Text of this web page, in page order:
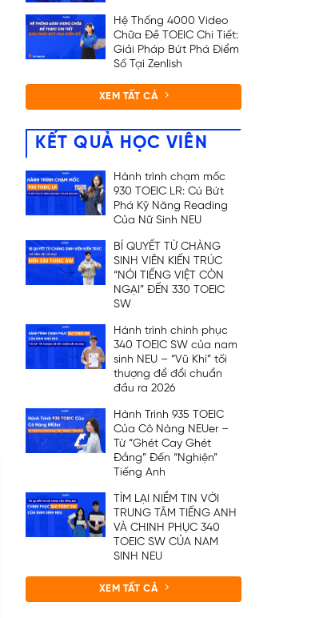
Hệ Thống 4000 Video
Chữa Đề TOEIC Chi Tiết:
Giải Pháp Bứt Phá Điểm
Số Tại Zenlish
XEM TẤT CẢ
KẾT QUẢ HỌC VIÊN
Hành trình chạm mốc
930 TOEIC LR: Cú Bứt
Phá Kỹ Năng Reading
Của Nữ Sinh NEU
BÍ QUYẾT TỪ CHÀNG
SINH VIÊN KIẾN TRÚC
“NÓI TIẾNG VIỆT CÒN
NGẠI” ĐẾN 330 TOEIC
SW
Hành trình chinh phục
340 TOEIC SW của nam
sinh NEU – “Vũ Khí” tối
thượng để đổi chuẩn
đầu ra 2026
Hành Trình 935 TOEIC
Của Cô Nàng NEUer –
Từ “Ghét Cay Ghét
Đắng” Đến “Nghiện”
Tiếng Anh
TÌM LẠI NIỀM TIN VỚI
TRUNG TÂM TIẾNG ANH
VÀ CHINH PHỤC 340
TOEIC SW CỦA NAM
SINH NEU
XEM TẤT CẢ